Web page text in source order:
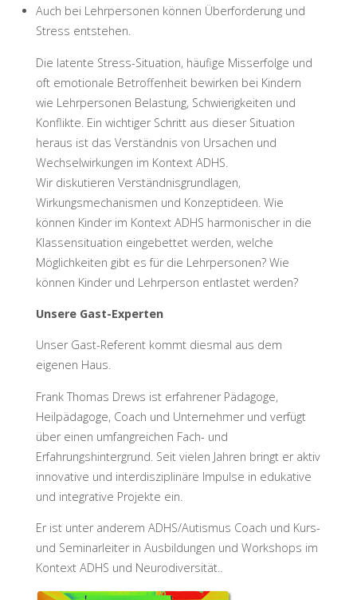
Auch bei Lehrpersonen können Überforderung und
Stress entstehen.
Die latente Stress-Situation, häufige Misserfolge und
oft emotionale Betroffenheit bewirken bei Kindern
wie Lehrpersonen Belastung, Schwierigkeiten und
Konflikte. Ein wichtiger Schritt aus dieser Situation
heraus ist das Verständnis von Ursachen und
Wechselwirkungen im Kontext ADHS.
Wir diskutieren Verständnisgrundlagen,
Wirkungsmechanismen und Konzeptideen. Wie
können Kinder im Kontext ADHS harmonischer in die
Klassensituation eingebettet werden, welche
Möglichkeiten gibt es für die Lehrpersonen? Wie
können Kinder und Lehrperson entlastet werden?
Unsere Gast-Experten
Unser Gast-Referent kommt diesmal aus dem
eigenen Haus.
Frank Thomas Drews ist erfahrener Pädagoge,
Heilpädagoge, Coach und Unternehmer und verfügt
über einen umfangreichen Fach- und
Erfahrungshintergrund. Seit vielen Jahren bringt er aktiv
innovative und interdisziplinäre Impulse in edukative
und integrative Projekte ein.
Er ist unter anderem ADHS/Autismus Coach und Kurs-
und Seminarleiter in Ausbildungen und Workshops im
Kontext ADHS und Neurodiversität..